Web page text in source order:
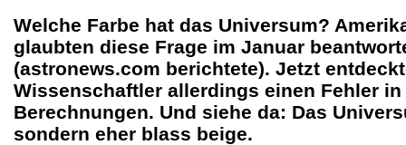
Welche Farbe hat das Universum?
glaubten diese Frage im Januar
(astronews.com berichtete). Jetzt
Wissenschaftler allerdings einen Fehler
Berechnungen. Und siehe da: Das
sondern eher blass beige.